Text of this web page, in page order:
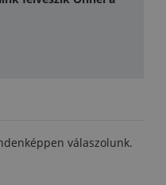
válaszolunk.